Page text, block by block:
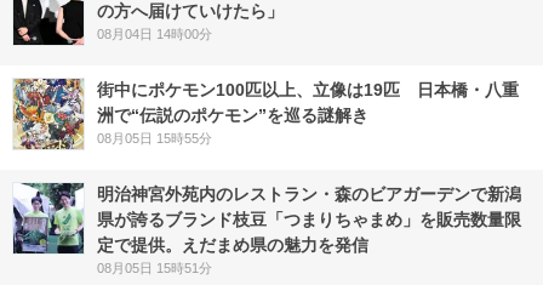
の方へ届けていけたら」
08月04日 14時00分
街中にポケモン100匹以上、立像は19匹 日本橋・八重
洲で“伝説のポケモン”を巡る謎解き
08月05日 15時55分
明治神宮外苑内のレストラン・森のビアガーデンで新潟
県が誇るブランド枝豆「つまりちゃまめ」を販売数量限
定で提供。えだまめ県の魅力を発信
08月05日 15時51分